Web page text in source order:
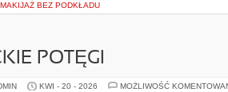
MAKIJAŻ BEZ PODKŁADU
POTĘGI
KWI - 20 - 2026 MOŻLIWOŚĆ